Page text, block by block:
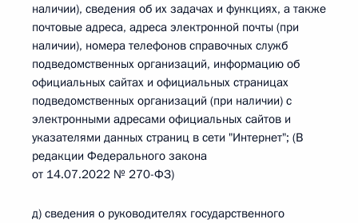
наличии), сведения об их задачах и функциях, а также
почтовые адреса, адреса электронной почты (при
наличии), номера телефонов справочных служб
подведомственных организаций, информацию об
официальных сайтах и официальных страницах
подведомственных организаций (при наличии) с
электронными адресами официальных сайтов и
указателями данных страниц в сети "Интернет"; (В
редакции Федерального закона
от 14.07.2022 № 270-ФЗ)
д) сведения о руководителях государственного